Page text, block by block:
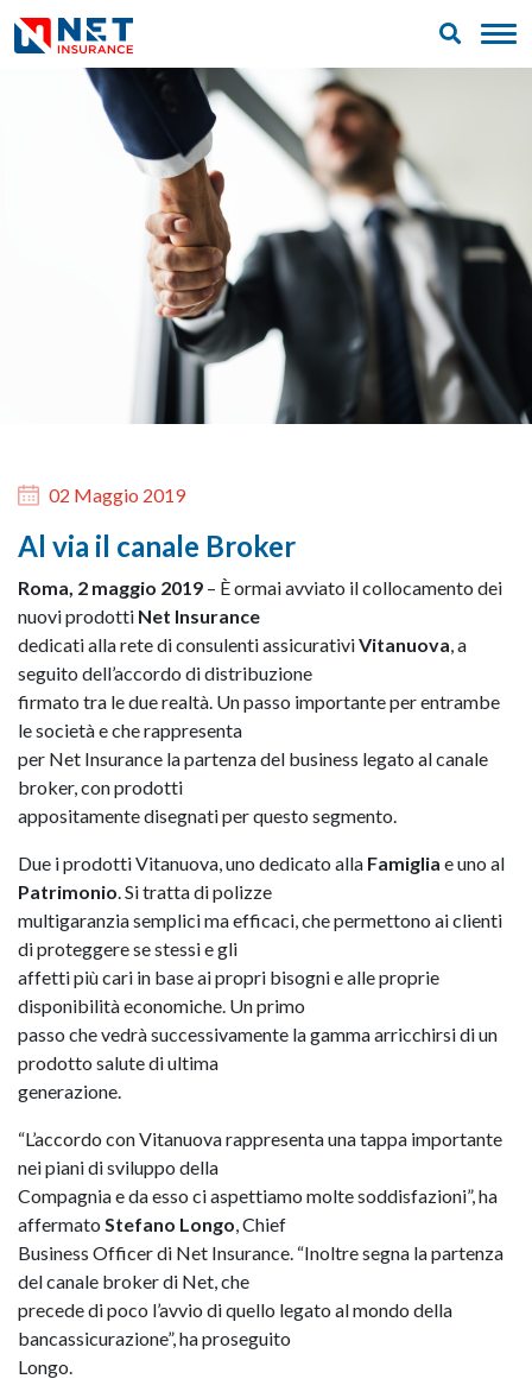
02 Maggio 2019
Al via il canale Broker
Roma, 2 maggio 2019 – È ormai avviato il collocamento dei
nuovi prodotti Net Insurance
dedicati alla rete di consulenti assicurativiVitanuova, a
seguito dell’accordo di distribuzione
firmato tra le due realtà. Un passo importante per entrambe
le società e che rappresenta
per Net Insurance la partenza del business legato al canale
broker, con prodotti
appositamente disegnati per questo segmento.
Due i prodotti Vitanuova, uno dedicato alla Famiglia e uno al
Patrimonio. Si tratta di polizze
multigaranzia semplici ma efficaci, che permettono ai clienti
di proteggere se stessi e gli
affetti più cari in base ai propri bisogni e alle proprie
disponibilità economiche. Un primo
passo che vedrà successivamente la gamma arricchirsi di un
prodotto salute di ultima
generazione.
“L’accordo con Vitanuova rappresenta una tappa importante
nei piani di sviluppo della
Compagnia e da esso ci aspettiamo molte soddisfazioni”, ha
affermato Stefano Longo, Chief
Business Officer di Net Insurance. “Inoltre segna la partenza
del canale broker di Net, che
precede di poco l’avvio di quello legato al mondo della
bancassicurazione”, ha proseguito
Longo.